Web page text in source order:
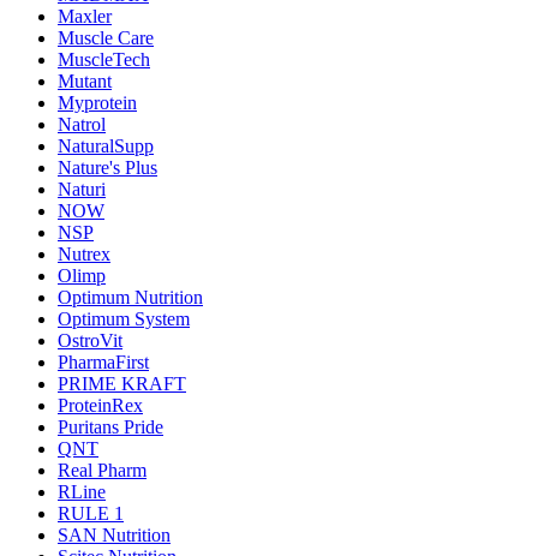
Maxler
Muscle Care
MuscleTech
Mutant
Myprotein
Natrol
NaturalSupp
Nature's Plus
Naturi
NOW
NSP
Nutrex
Olimp
Optimum Nutrition
Optimum System
OstroVit
PharmaFirst
PRIME KRAFT
ProteinRex
Puritans Pride
QNT
Real Pharm
RLine
RULE 1
SAN Nutrition